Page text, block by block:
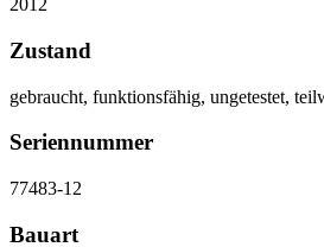
2012
Zustand
gebraucht, funktionsfähig, ungetestet,
Seriennummer
77483-12
Bauart